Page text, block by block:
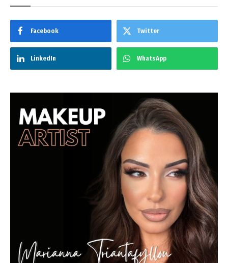
Facebook Twitter
LinkedIn WhatsApp